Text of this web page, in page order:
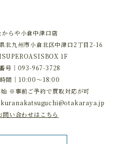
からや小倉中津口店
九州市小倉北区中津口2丁目2-16
1F
号｜ 093-967-3728
間｜10:00～18:00
※事前ご予約で買取対応が可
問い合わせはこちら